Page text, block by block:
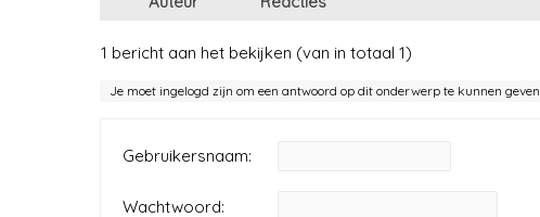
1 bericht aan het bekijken (van in totaal 1)
Je moet ingelogd zijn om een antwoord op dit onderwerp te kunnen geven.
Gebruikersnaam:
Wachtwoord: